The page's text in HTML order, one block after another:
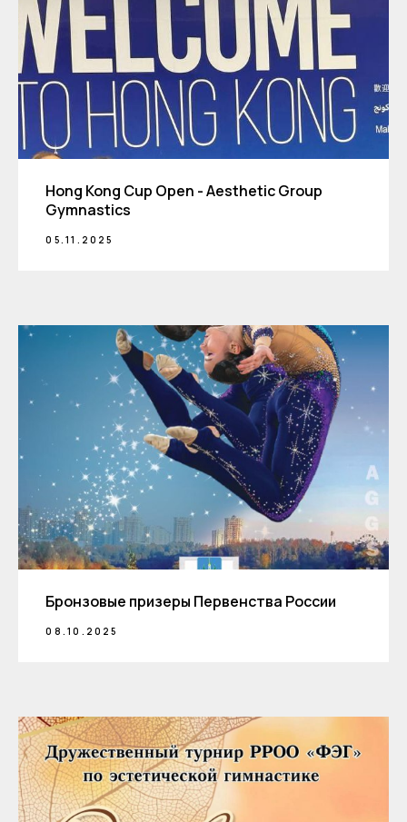
Нong Kong Cup Open - Aesthetic Group
Gymnastics
05.11.2025
Бронзовые призеры Первенства России
08.10.2025